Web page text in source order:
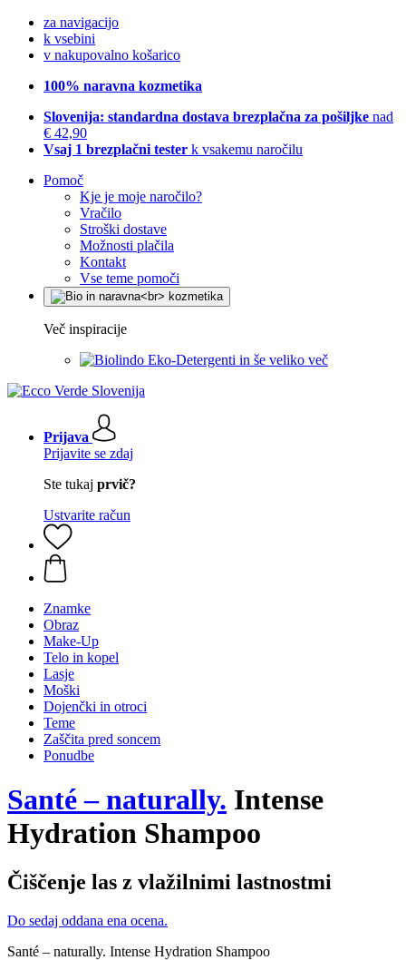
za navigacijo
k vsebini
v nakupovalno košarico
100% naravna kozmetika
Slovenija: standardna dostava brezplačna za pošiljke nad
€ 42,90
Vsaj 1 brezplačni tester k vsakemu naročilu
Pomoč
Kje je moje naročilo?
Vračilo
Stroški dostave
Možnosti plačila
Kontakt
Vse teme pomoči
Več inspiracije
Eko-Detergenti in še veliko več
Prijava
Prijavite se zdaj
Ste tukaj prvič?
Ustvarite račun
Znamke
Obraz
Make-Up
Telo in kopel
Lasje
Moški
Dojenčki in otroci
Teme
Zaščita pred soncem
Ponudbe
Santé – naturally. Intense
Hydration Shampoo
Čiščenje las z vlažilnimi lastnostmi
Do sedaj oddana ena ocena.
Santé – naturally. Intense Hydration Shampoo